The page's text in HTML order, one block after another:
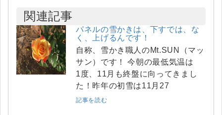
関連記事
パネルの雪かきは、下すでは、な
く、上げるんです！
自称、雪かき職人のMt.SUN（マッ
サン）です！ 今朝の最低気温は
1度、11月も終盤に向ってきまし
た！昨年の初雪は11月27
記事を読む